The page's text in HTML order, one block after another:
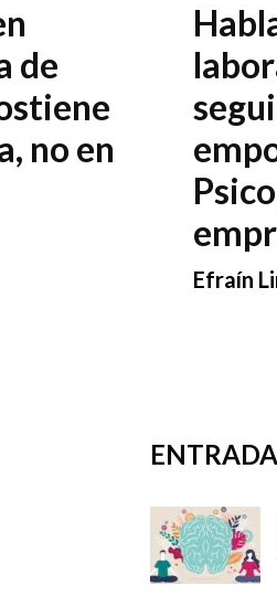
de
no en
Efraín